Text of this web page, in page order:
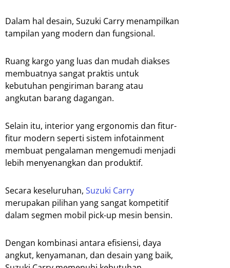
Dalam hal desain, Suzuki Carry menampilkan
tampilan yang modern dan fungsional.
Ruang kargo yang luas dan mudah diakses
membuatnya sangat praktis untuk
kebutuhan pengiriman barang atau
angkutan barang dagangan.
Selain itu, interior yang ergonomis dan fitur-
fitur modern seperti sistem infotainment
membuat pengalaman mengemudi menjadi
lebih menyenangkan dan produktif.
Secara keseluruhan, Suzuki Carry
merupakan pilihan yang sangat kompetitif
dalam segmen mobil pick-up mesin bensin.
Dengan kombinasi antara efisiensi, daya
angkut, kenyamanan, dan desain yang baik,